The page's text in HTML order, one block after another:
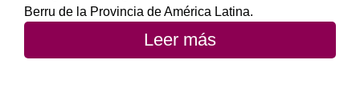
Berru de la Provincia de América Latina.
Leer más